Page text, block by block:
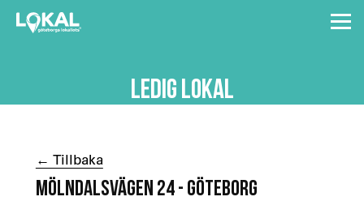
LEDIG LOKAL
← Tillbaka
MÖLNDALSVÄGEN 24 - GÖTEBORG